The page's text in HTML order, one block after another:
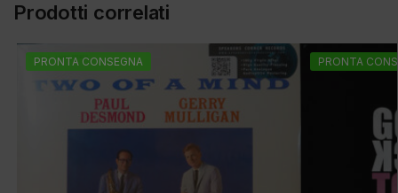
Prodotti correlati
PRONTA CONSEGNA PRONTA